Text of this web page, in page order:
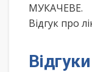
МУКАЧЕВЕ.
Відгук про